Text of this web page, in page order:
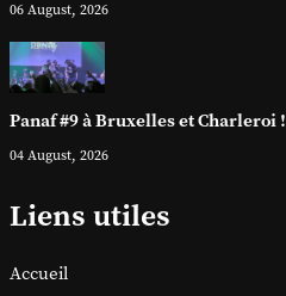
06 August, 2026
Panaf #9 à Bruxelles et Charleroi !
04 August, 2026
Liens utiles
Accueil